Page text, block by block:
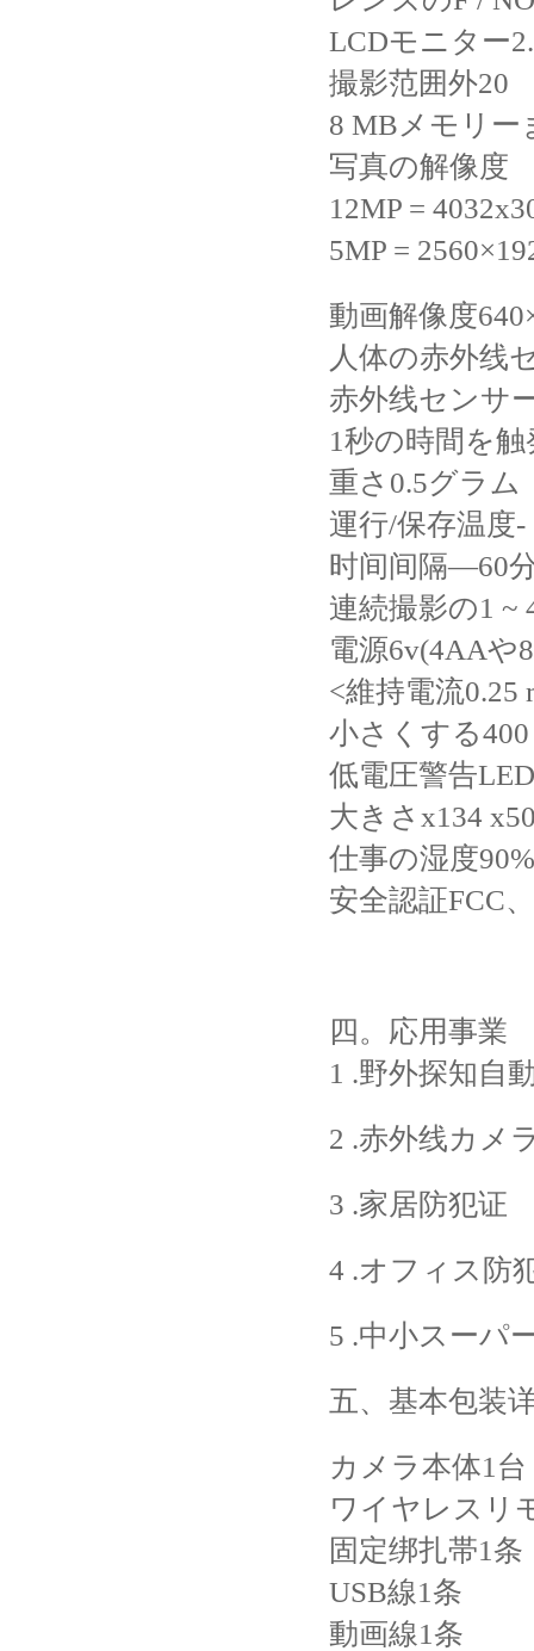
LCDモニター
撮影范囲外20
8 MBメモリー
写真の解像度
12MP =
5MP =
動画解像度
人体の赤外线
赤外线センサ
1秒の時間を触
重さ0.5グラム
運行/保存温度-
时间间隔—60
連続撮影の1 ~
電源6v(4AAや
<維持電流0.25
小さくする
低電圧警告
大きさx134
仕事の湿度
安全認証FCC
四。 応用事業
1 .野外探知自
2 .赤外线カメ
3 .家居防犯证
4 .オフィス防
5 .中小スーパ
五、基本包装
カメラ本体1台
ワイヤレスリ
固定绑扎帯1条
USB線1条
動画線1条